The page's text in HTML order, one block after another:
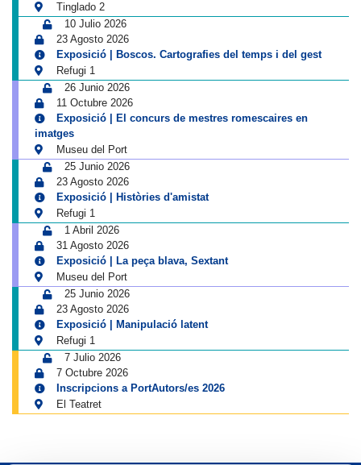
Tinglado 2
10 Julio 2026
23 Agosto 2026
Exposició | Boscos. Cartografies del temps i del gest
Refugi 1
26 Junio 2026
11 Octubre 2026
Exposició | El concurs de mestres romescaires en
imatges
Museu del Port
25 Junio 2026
23 Agosto 2026
Exposició | Històries d'amistat
Refugi 1
1 Abril 2026
31 Agosto 2026
Exposició | La peça blava, Sextant
Museu del Port
25 Junio 2026
23 Agosto 2026
Exposició | Manipulació latent
Refugi 1
7 Julio 2026
7 Octubre 2026
Inscripcions a PortAutors/es 2026
El Teatret